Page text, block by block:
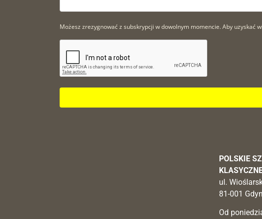
Możesz zrezygnować z subskrypcji w dowolnym momencie. Aby uzyskać
POLSKIE
ul.
81-001
Od